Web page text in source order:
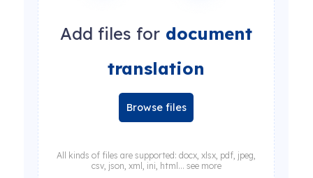
Add files for document
translation
Browse files
All kinds of files are supported: docx, xlsx, pdf, jpeg,
csv, json, xml, ini, html... see more